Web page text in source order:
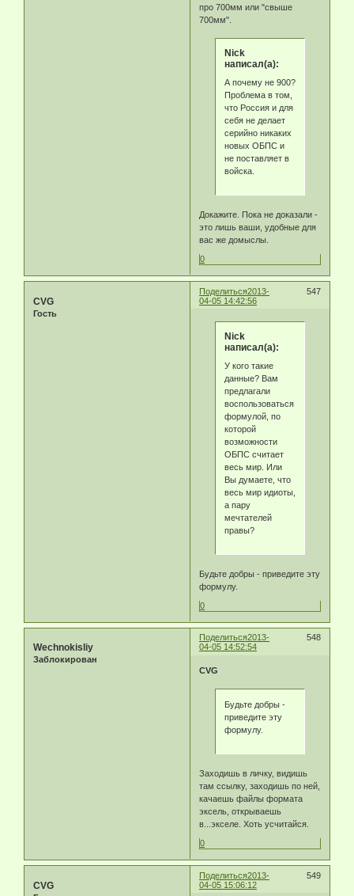
про 700мм или "свыше
700мм".
Nick
написал(а):
А почему не 900?
Проблема в том,
что Россия и для
себя не делает
серийно никаких
новых ОБПС и
не поставляет в
войска.
Докажите. Пока не доказали -
это лишь ваши, удобные для
вас же домыслы.
0
Поделиться 547
2013-
04-05 14:42:56
CVG
Гость
Nick
написал(а):
У кого такие
данные? Вам
предлагали
воспользоваться
формулой, по
которой
возможности
ОБПС считает
весь мир. Или
Вы думаете, что
весь мир идиоты,
а пару
мечтателей
правы?
Будьте добры - приведите эту
формулу.
0
Поделиться 548
2013-
04-05 14:52:54
Wechnokisliy
Заблокирован
CVG
Будьте добры -
приведите эту
формулу.
Заходишь в личку, видишь
там ссылку, заходишь по ней,
качаешь файлы формата
эксель, открываешь
в...экселе. Хоть усчитайся.
0
Поделиться 549
2013-
04-05 15:06:12
CVG